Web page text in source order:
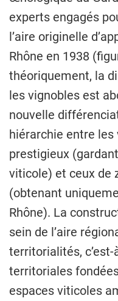
experts engagés
l’aire originelle
Rhône en 1938
théoriquement, la
les vignobles est
nouvelle
hiérarchie entre
prestigieux
viticole) et ceux de
(obtenant
Rhône). La
sein de l’aire
territorialités,
territoriales
espaces viticoles